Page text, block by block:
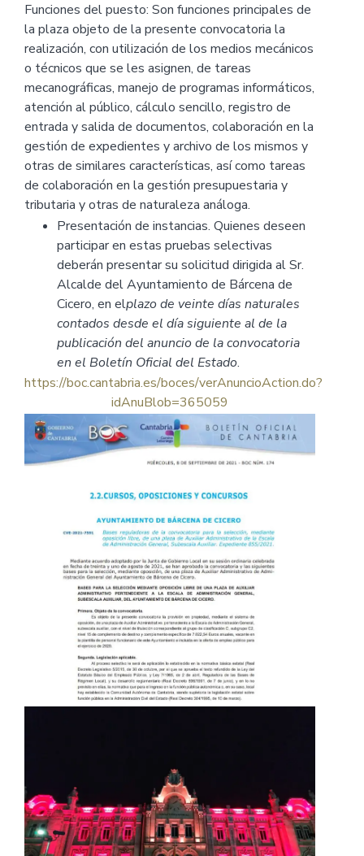
Funciones del puesto: Son funciones principales de
la plaza objeto de la presente convocatoria la
realización, con utilización de los medios mecánicos
o técnicos que se les asignen, de tareas
mecanográficas, manejo de programas informáticos,
atención al público, cálculo sencillo, registro de
entrada y salida de documentos, colaboración en la
gestión de expedientes y archivo de los mismos y
otras de similares características, así como tareas
de colaboración en la gestión presupuestaria y
tributaria y otras de naturaleza análoga.
Presentación de instancias. Quienes deseen
participar en estas pruebas selectivas
deberán presentar su solicitud dirigida al Sr.
Alcalde del Ayuntamiento de Bárcena de
Cicero, en elplazo de veinte días naturales
contados desde el día siguiente al de la
publicación del anuncio de la convocatoria
en el Boletín Oficial del Estado.
https://boc.cantabria.es/boces/verAnuncioAction.do?
idAnuBlob=365059